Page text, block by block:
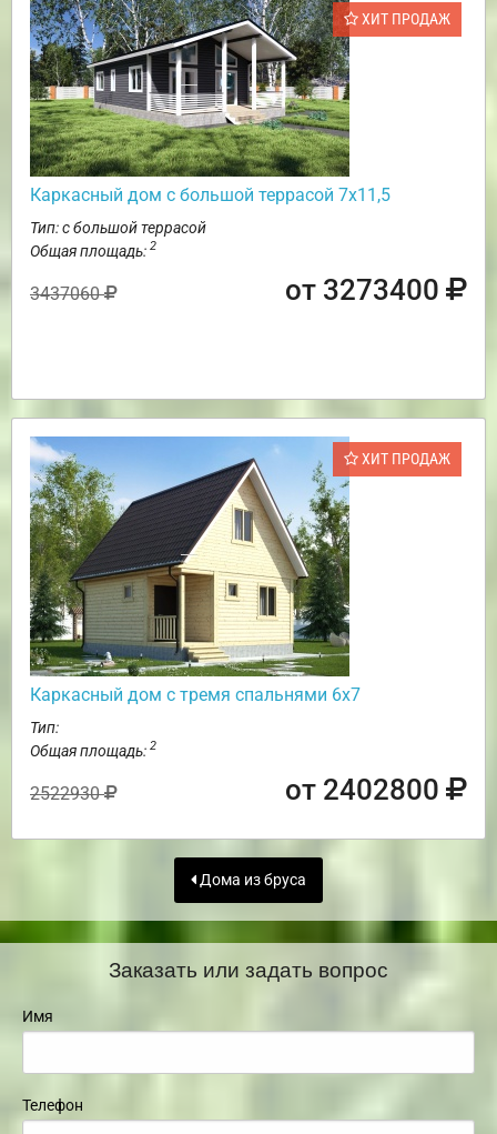
ХИТ ПРОДАЖ
Каркасный дом с большой террасой 7х11,5
Тип: с большой террасой
Общая площадь: 2
3437060 от 3273400
ХИТ ПРОДАЖ
Каркасный дом с тремя спальнями 6х7
Тип:
Общая площадь: 2
2522930 от 2402800
Дома из бруса
Заказать или задать вопрос
Имя
Телефон